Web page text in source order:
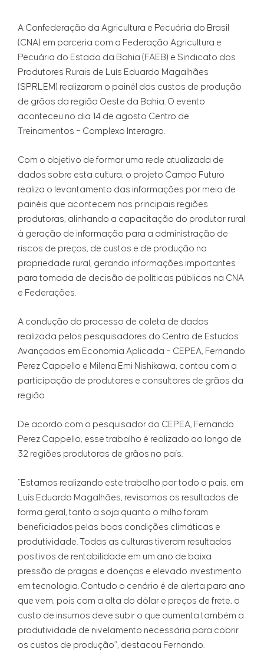
A Confederação da Agricultura e Pecuária do Brasil
(CNA) em parceria com a Federação Agricultura e
Pecuária do Estado da Bahia (FAEB) e Sindicato dos
Produtores Rurais de Luís Eduardo Magalhães
(SPRLEM) realizaram o painél dos custos de produção
de grãos da região Oeste da Bahia. O evento
aconteceu no dia 14 de agosto Centro de
Treinamentos – Complexo Interagro.
Com o objetivo de formar uma rede atualizada de
dados sobre esta cultura, o projeto Campo Futuro
realiza o levantamento das informações por meio de
painéis que acontecem nas principais regiões
produtoras, alinhando a capacitação do produtor rural
à geração de informação para a administração de
riscos de preços, de custos e de produção na
propriedade rural, gerando informações importantes
para tomada de decisão de políticas públicas na CNA
e Federações.
A condução do processo de coleta de dados
realizada pelos pesquisadores do Centro de Estudos
Avançados em Economia Aplicada – CEPEA, Fernando
Perez Cappello e Milena Emi Nishikawa, contou com a
participação de produtores e consultores de grãos da
região.
De acordo com o pesquisador do CEPEA, Fernando
Perez Cappello, esse trabalho é realizado ao longo de
32 regiões produtoras de grãos no país.
“Estamos realizando este trabalho por todo o país, em
Luís Eduardo Magalhães, revisamos os resultados de
forma geral, tanto a soja quanto o milho foram
beneficiados pelas boas condições climáticas e
produtividade. Todas as culturas tiveram resultados
positivos de rentabilidade em um ano de baixa
pressão de pragas e doenças e elevado investimento
em tecnologia. Contudo o cenário é de alerta para ano
que vem, pois com a alta do dólar e preços de frete, o
custo de insumos deve subir o que aumenta também a
produtividade de nivelamento necessária para cobrir
os custos de produção”, destacou Fernando.